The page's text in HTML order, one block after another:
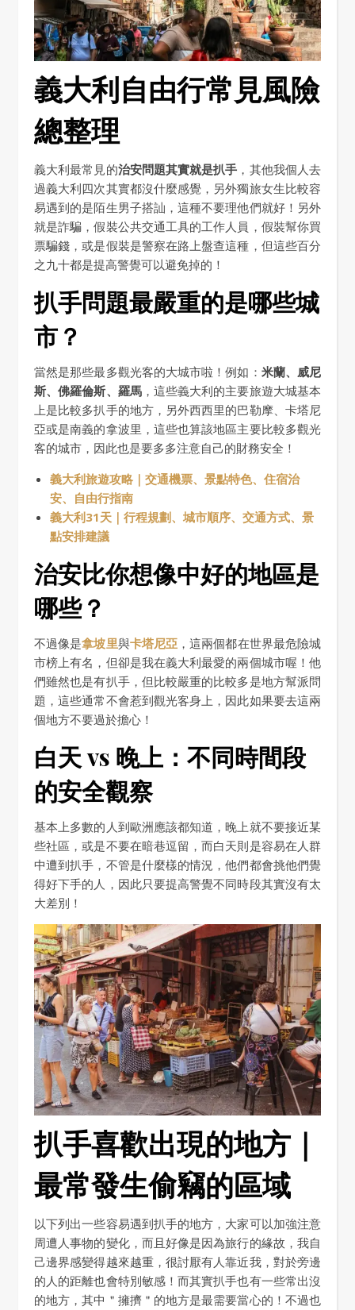
義大利自由行常見風險
總整理
義大利最常見的治安問題其實就是扒手 ，其他我個人去
過義大利四次其實都沒什麼感覺，另外獨旅女生比較容
易遇到的是陌生男子搭訕，這種不要理他們就好！另外
就是詐騙，假裝公共交通工具的工作人員，假裝幫你買
票騙錢，或是假裝是警察在路上盤查這種，但這些百分
之九十都是提高警覺可以避免掉的！
扒手問題最嚴重的是哪些城
市？
當然是那些最多觀光客的大城市啦！例如： 米蘭、威尼
斯、佛羅倫斯、羅馬，這些義大利的主要旅遊大城基本
上是比較多扒手的地方，另外西西里的巴勒摩、卡塔尼
亞或是南義的拿波里，這些也算該地區主要比較多觀光
客的城市，因此也是要多多注意自己的財務安全！
義大利旅遊攻略｜交通機票、景點特色、住宿治
安、自由行指南
義大利31天｜行程規劃、城市順序、交通方式、景
點安排建議
治安比你想像中好的地區是
哪些？
不過像是拿坡里與卡塔尼亞 ，這兩個都在世界最危險城
市榜上有名，但卻是我在義大利最愛的兩個城市喔！他
們雖然也是有扒手，但比較嚴重的比較多是地方幫派問
題，這些通常不會惹到觀光客身上，因此如果要去這兩
個地方不要過於擔心！
白天 vs 晚上：不同時間段
的安全觀察
基本上多數的人到歐洲應該都知道，晚上就不要接近某
些社區，或是不要在暗巷逗留，而白天則是容易在人群
中遭到扒手，不管是什麼樣的情況，他們都會挑他們覺
得好下手的人，因此只要提高警覺不同時段其實沒有太
大差別！
扒手喜歡出現的地方｜
最常發生偷竊的區域
以下列出一些容易遇到扒手的地方，大家可以加強注意
周遭人事物的變化，而且好像是因為旅行的緣故，我自
己邊界感變得越來越重，很討厭有人靠近我，對於旁邊
的人的距離也會特別敏感！而其實扒手也有一些常出沒
的地方，其中＂擁擠＂的地方是最需要當心的！不過也